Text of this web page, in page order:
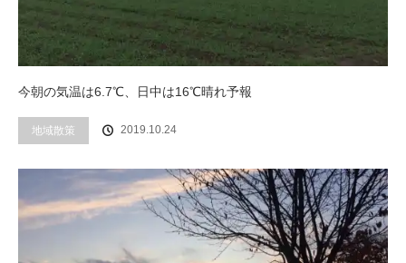
今朝の気温は6.7℃、日中は16℃晴れ予報
地域散策 2019.10.24